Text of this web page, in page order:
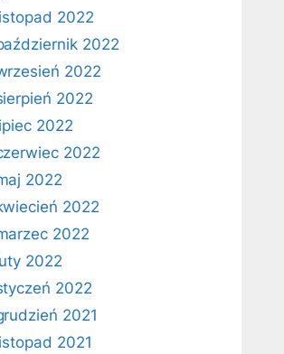
2022
2022
2022
2022
2022
2022
2022
2022
2022
2022
2022
2021
2021